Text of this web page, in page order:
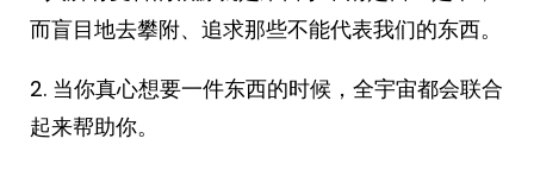
而盲目地去攀附、追求那些不能代表我们的东西。
2. 当你真心想要一件东西的时候，全宇宙都会联合
起来帮助你。